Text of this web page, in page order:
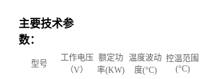
主要技术参
数：
型号
工作电压
（V）
额定功
率(KW)
温度波动
度(°C)
控温范围
(°C)